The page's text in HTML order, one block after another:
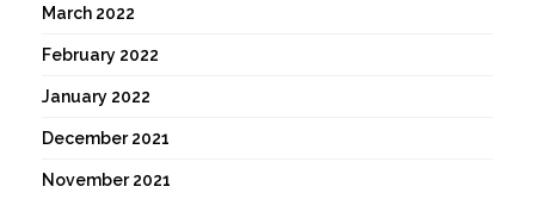
March 2022
February 2022
January 2022
December 2021
November 2021